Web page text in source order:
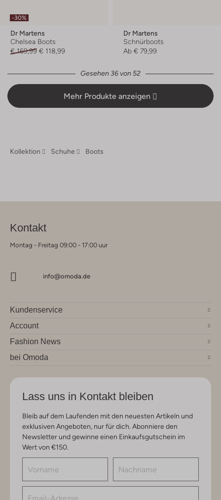
-30%
Dr Martens
Chelsea Boots
€ 169,99 € 118,99
Dr Martens
Schnürboots
Ab € 79,99
Gesehen 36 von 52
Mehr Produkte anzeigen
Kollektion Schuhe Boots
Kontakt
Montag - Freitag 09:00 - 17:00 uur
info@omoda.de
Kundenservice
Account
Fashion News
bei Omoda
Lass uns in Kontakt bleiben
Bleib auf dem Laufenden mit den neuesten Artikeln und
exklusiven Angeboten, nur für dich. Abonniere den
Newsletter und gewinne einen Einkaufsgutschein im
Wert von €150.